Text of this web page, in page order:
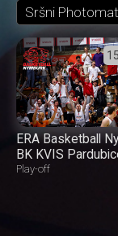
Sršni
ERA Basketball
BK KVIS
Play-off